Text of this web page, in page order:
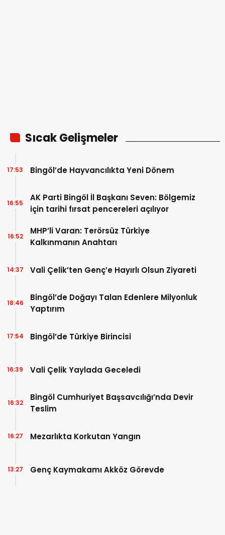
Sıcak Gelişmeler
Bingöl’de Hayvancılıkta Yeni Dönem
17:53
AK Parti Bingöl İl Başkanı Seven: Bölgemiz
için tarihi fırsat pencereleri açılıyor
16:55
MHP’li Varan: Terörsüz Türkiye
Kalkınmanın Anahtarı
16:52
Vali Çelik’ten Genç’e Hayırlı Olsun Ziyareti
14:37
Bingöl’de Doğayı Talan Edenlere Milyonluk
Yaptırım
18:46
Bingöl’de Türkiye Birincisi
17:54
Vali Çelik Yaylada Geceledi
16:39
Bingöl Cumhuriyet Başsavcılığı’nda Devir
Teslim
16:32
Mezarlıkta Korkutan Yangın
16:27
Genç Kaymakamı Akköz Görevde
13:27